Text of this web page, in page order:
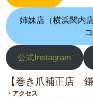
姉妹店（横浜関内
公式Instagram
【巻き爪補正店 鎌
・アクセス